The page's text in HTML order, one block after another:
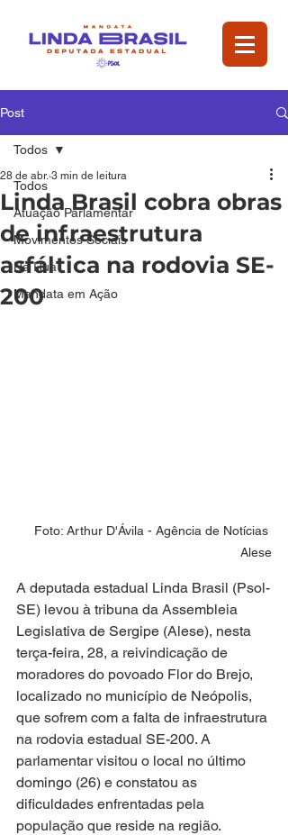
Post
Todos
Atuação Parlamentar
Movimentos Sociais
Na Rua
Mandata em Ação
Todos
Linda Brasil cobra obras
de infraestrutura
asfáltica na rodovia SE-
200
28 de abr. 3 min de leitura
Foto: Arthur D'Ávila - Agência de Notícias
Alese
A deputada estadual Linda Brasil (Psol-
SE) levou à tribuna da Assembleia
Legislativa de Sergipe (Alese), nesta
terça-feira, 28, a reivindicação de
moradores do povoado Flor do Brejo,
localizado no município de Neópolis,
que sofrem com a falta de infraestrutura
na rodovia estadual SE-200. A
parlamentar visitou o local no último
domingo (26) e constatou as
dificuldades enfrentadas pela
população que reside na região.